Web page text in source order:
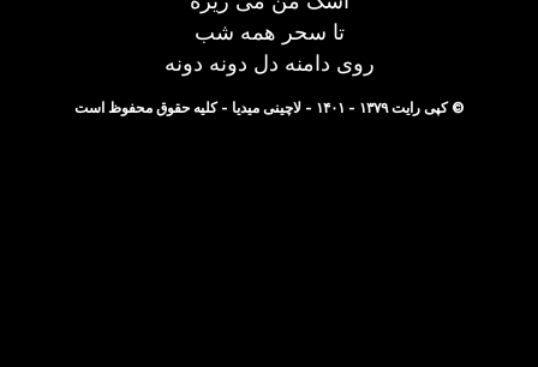
تا سحر همه شب
روی دامنه دل دونه دونه
© کپی رایت ۱۳۷۹ - ۱۴۰۱ - لاچینی میدیا - کلیه حقوق محفوظ است